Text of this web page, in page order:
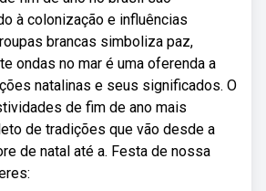
à colonização e influências
brancas simboliza paz,
ondas no mar é uma oferenda a
natalinas e seus significados. O
de fim de ano mais
de tradições que vão desde a
de natal até a. Festa de nossa